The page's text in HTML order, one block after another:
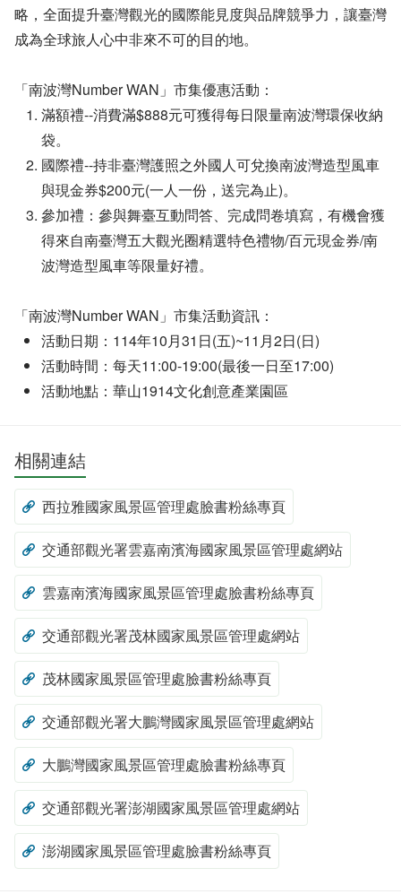
略，全面提升臺灣觀光的國際能見度與品牌競爭力，讓臺灣
成為全球旅人心中非來不可的目的地。
「南波灣Number WAN」市集優惠活動：
滿額禮--消費滿$888元可獲得每日限量南波灣環保收納
袋。
國際禮--持非臺灣護照之外國人可兌換南波灣造型風車
與現金券$200元(一人一份，送完為止)。
參加禮：參與舞臺互動問答、完成問卷填寫，有機會獲
得來自南臺灣五大觀光圈精選特色禮物/百元現金券/南
波灣造型風車等限量好禮。
「南波灣Number WAN」市集活動資訊：
活動日期：114年10月31日(五)~11月2日(日)
活動時間：每天11:00-19:00(最後一日至17:00)
活動地點：華山1914文化創意產業園區
相關連結
西拉雅國家風景區管理處臉書粉絲專頁
交通部觀光署雲嘉南濱海國家風景區管理處網站
雲嘉南濱海國家風景區管理處臉書粉絲專頁
交通部觀光署茂林國家風景區管理處網站
茂林國家風景區管理處臉書粉絲專頁
交通部觀光署大鵬灣國家風景區管理處網站
大鵬灣國家風景區管理處臉書粉絲專頁
交通部觀光署澎湖國家風景區管理處網站
澎湖國家風景區管理處臉書粉絲專頁